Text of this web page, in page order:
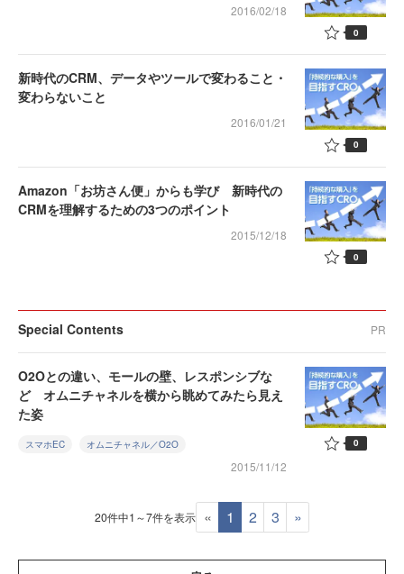
2016/02/18
0
新時代のCRM、データやツールで変わること・
変わらないこと
2016/01/21
0
Amazon「お坊さん便」からも学び 新時代の
CRMを理解するための3つのポイント
2015/12/18
0
Special Contents PR
O2Oとの違い、モールの壁、レスポンシブな
ど オムニチャネルを横から眺めてみたら見え
た姿
スマホEC オムニチャネル／O2O
2015/11/12
0
20件中1～7件を表示 « 1 2 3 »